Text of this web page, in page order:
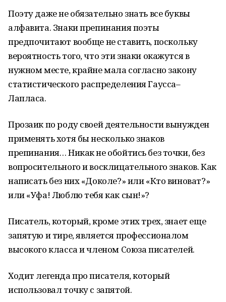
Поэту даже не обязательно знать все буквы
алфавита. Знаки препинания поэты
предпочитают вообще не ставить, поскольку
вероятность того, что эти знаки окажутся в
нужном месте, крайне мала согласно закону
статистического распределения Гаусса–
Лапласа.
Прозаик по роду своей деятельности вынужден
применять хотя бы несколько знаков
препинания… Никак не обойтись без точки, без
вопросительного и восклицательного знаков. Как
написать без них «Доколе?» или «Кто виноват?»
или «Уфа! Люблю тебя как сын!»?
Писатель, который, кроме этих трех, знает еще
запятую и тире, является профессионалом
высокого класса и членом Союза писателей.
Ходит легенда про писателя, который
использовал точку с запятой.